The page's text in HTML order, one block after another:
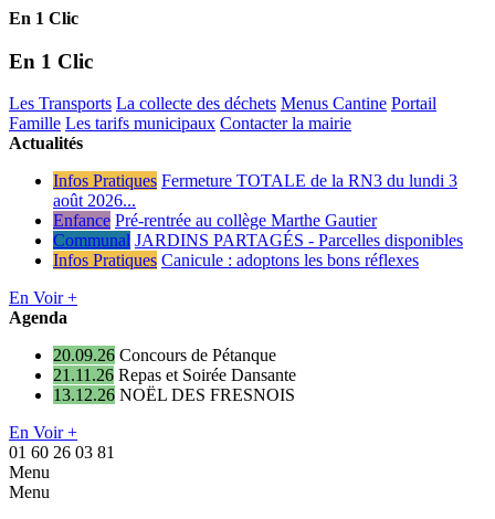
En 1 Clic
En 1 Clic
Les Transports La collecte des déchets Menus Cantine Portail
Famille Les tarifs municipaux Contacter la mairie
Actualités
Infos Pratiques Fermeture TOTALE de la RN3 du lundi 3
août 2026...
Enfance Pré-rentrée au collège Marthe Gautier
Communal JARDINS PARTAGÉS - Parcelles disponibles
Infos Pratiques Canicule : adoptons les bons réflexes
En Voir +
Agenda
20.09.26 Concours de Pétanque
21.11.26 Repas et Soirée Dansante
13.12.26 NOËL DES FRESNOIS
En Voir +
01 60 26 03 81
Menu
Menu